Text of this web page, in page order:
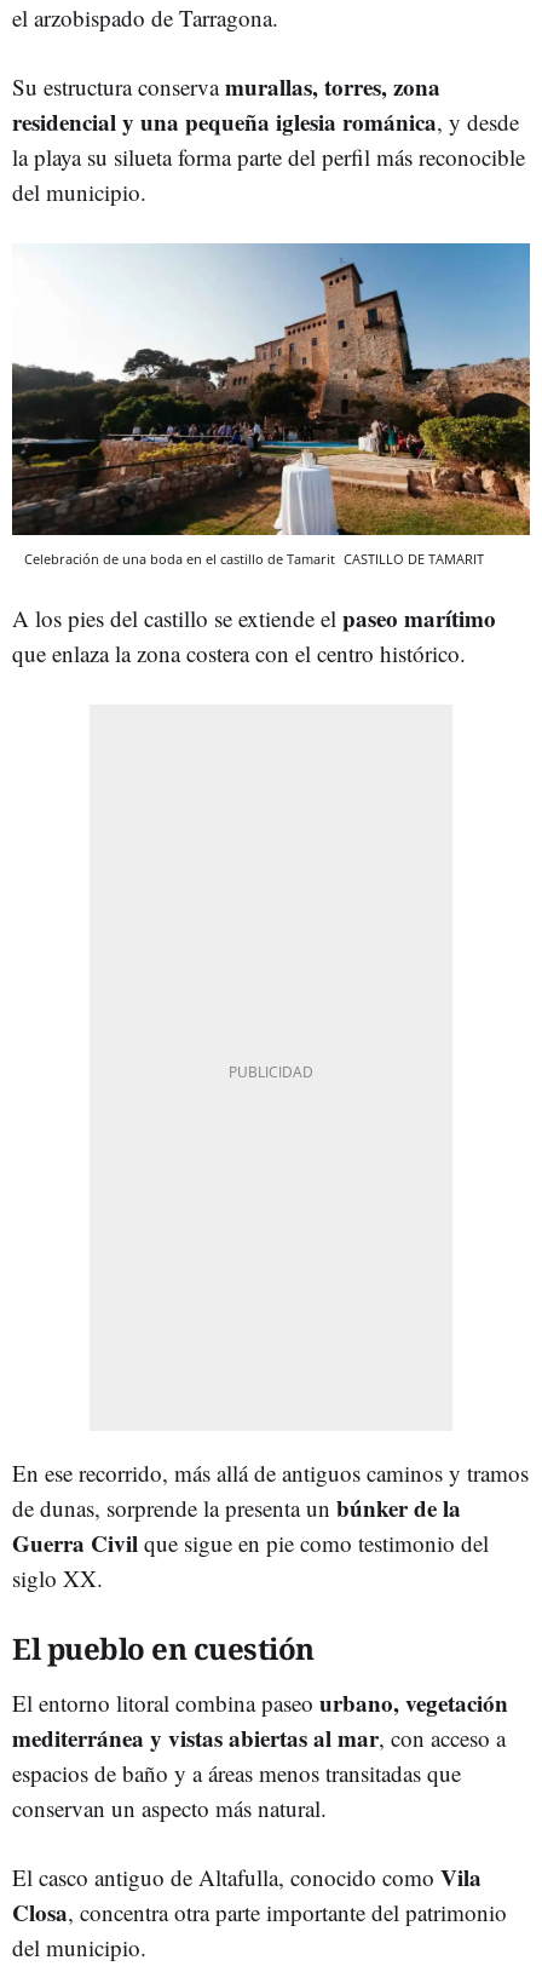
el arzobispado de Tarragona.
Su estructura conservamurallas, torres, zona
residencial y una pequeña iglesia románica, y desde
la playa su silueta forma parte del perfil más reconocible
del municipio.
Celebración de una boda en el castillo de Tamarit CASTILLO DE TAMARIT
A los pies del castillo se extiende el paseo marítimo
que enlaza la zona costera con el centro histórico.
En ese recorrido, más allá de antiguos caminos y tramos
de dunas, sorprende la presenta un búnker de la
Guerra Civil que sigue en pie como testimonio del
siglo XX.
El pueblo en cuestión
El entorno litoral combina paseo urbano, vegetación
mediterránea y vistas abiertas al mar, con acceso a
espacios de baño y a áreas menos transitadas que
conservan un aspecto más natural.
El casco antiguo de Altafulla, conocido como Vila
Closa, concentra otra parte importante del patrimonio
del municipio.